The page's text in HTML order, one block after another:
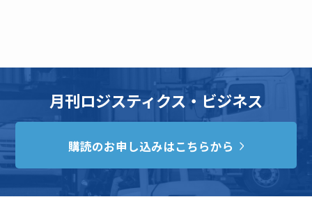
月刊ロジスティクス・ビジネス
購読のお申し込みはこちらから